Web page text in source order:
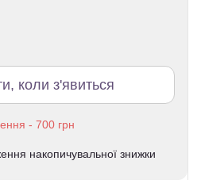
коли з'явиться
накопичувальної знижки